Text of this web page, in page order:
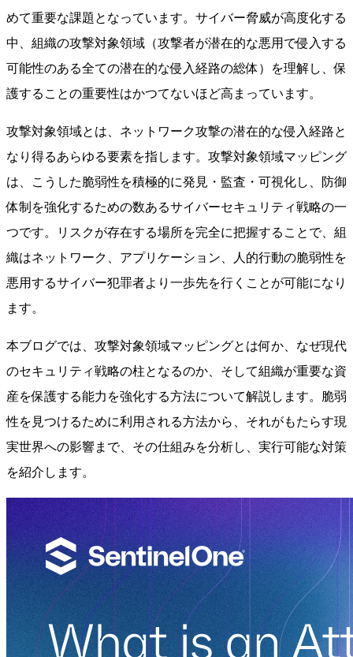
めて重要な課題となっています。サイバー脅威が高度化する
中、組織の攻撃対象領域（攻撃者が潜在的な悪用で侵入する
可能性のある全ての潜在的な侵入経路の総体）を理解し、保
護することの重要性はかつてないほど高まっています。
攻撃対象領域とは、ネットワーク攻撃の潜在的な侵入経路と
なり得るあらゆる要素を指します。攻撃対象領域マッピング
は、こうした脆弱性を積極的に発見・監査・可視化し、防御
体制を強化するための数あるサイバーセキュリティ戦略の一
つです。リスクが存在する場所を完全に把握することで、組
織はネットワーク、アプリケーション、人的行動の脆弱性を
悪用するサイバー犯罪者より一歩先を行くことが可能になり
ます。
本ブログでは、攻撃対象領域マッピングとは何か、なぜ現代
のセキュリティ戦略の柱となるのか、そして組織が重要な資
産を保護する能力を強化する方法について解説します。脆弱
性を見つけるために利用される方法から、それがもたらす現
実世界への影響まで、その仕組みを分析し、実行可能な対策
を紹介します。